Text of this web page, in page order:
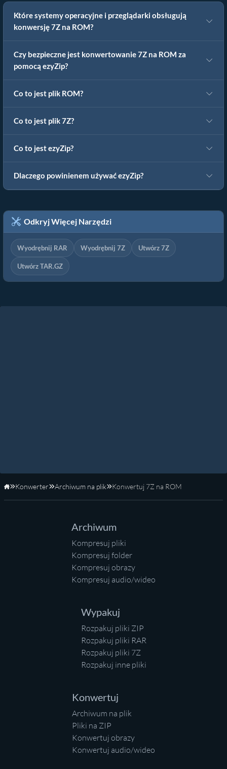
Które systemy operacyjne i przeglądarki obsługują
konwersję 7Z na ROM?
Czy bezpieczne jest konwertowanie 7Z na ROM za
pomocą ezyZip?
Co to jest plik ROM?
Co to jest plik 7Z?
Co to jest ezyZip?
Dlaczego powinienem używać ezyZip?
Odkryj Więcej Narzędzi
Wyodrębnij RAR Wyodrębnij 7Z Utwórz 7Z
Utwórz TAR.GZ
Strona główna
Konwerter Archiwum na plik Konwertuj 7Z na ROM
Archiwum
Kompresuj pliki
Kompresuj folder
Kompresuj obrazy
Kompresuj audio/wideo
Wypakuj
Rozpakuj pliki ZIP
Rozpakuj pliki RAR
Rozpakuj pliki 7Z
Rozpakuj inne pliki
Konwertuj
Archiwum na plik
Pliki na ZIP
Konwertuj obrazy
Konwertuj audio/wideo